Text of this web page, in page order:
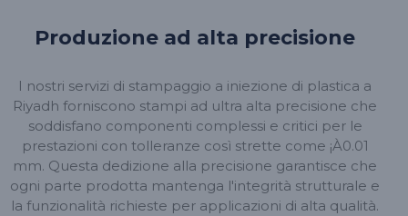
Produzione ad alta precisione
I nostri servizi di stampaggio a iniezione di plastica a
Riyadh forniscono stampi ad ultra alta precisione che
soddisfano componenti complessi e critici per le
prestazioni con tolleranze così strette come ¡À0.01
mm. Questa dedizione alla precisione garantisce che
ogni parte prodotta mantenga l'integrità strutturale e
la funzionalità richieste per applicazioni di alta qualità.